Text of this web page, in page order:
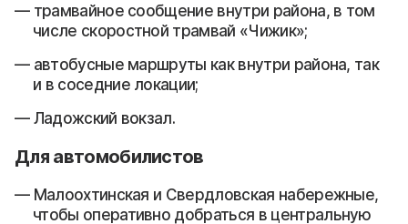
трамвайное сообщение внутри района, в том
числе скоростной трамвай «Чижик»;
автобусные маршруты как внутри района, так
и в соседние локации;
Ладожский вокзал.
Для автомобилистов
Малоохтинская и Свердловская набережные,
чтобы оперативно добраться в центральную